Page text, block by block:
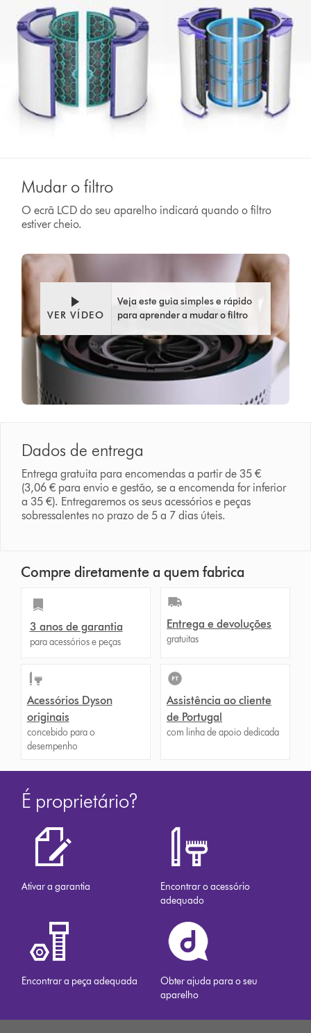
Mudar o filtro
O ecrã LCD do seu aparelho indicará quando o filtro
estiver cheio.
VER VÍDEO
Veja este guia simples e rápido
para aprender a mudar o filtro
Dados de entrega
Entrega gratuita para encomendas a partir de 35 €
(3,06 € para envio e gestão, se a encomenda for inferior
a 35 €). Entregaremos os seus acessórios e peças
sobressalentes no prazo de 5 a 7 dias úteis.
Compre diretamente a quem fabrica
3 anos de garantia
para acessórios e peças
Entrega e devoluções
gratuitas
Acessórios Dyson
originais
concebido para o
desempenho
Assistência ao cliente
de Portugal
com linha de apoio dedicada
É proprietário?
Ativar a garantia
Encontrar o acessório
adequado
Encontrar a peça adequada
Obter ajuda para o seu
aparelho